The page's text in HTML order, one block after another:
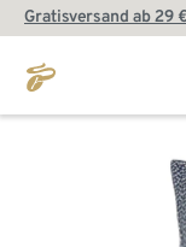
Gratisversand ab 29